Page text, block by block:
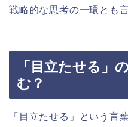
戦略的な思考の一環とも
「目立たせる」
む？
「目立たせる」という言